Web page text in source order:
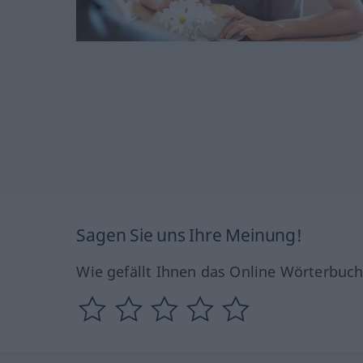
Sagen Sie uns Ihre Meinung!
Wie gefällt Ihnen das Online